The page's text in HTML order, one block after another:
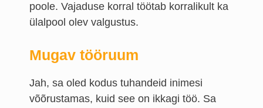
poole. Vajaduse korral töötab korralikult ka
ülalpool olev valgustus.
Mugav tööruum
Jah, sa oled kodus tuhandeid inimesi
võõrustamas, kuid see on ikkagi töö. Sa